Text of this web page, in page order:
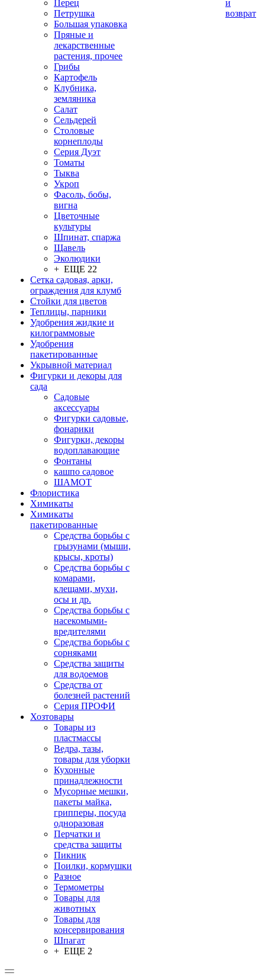
Перец
Петрушка
Большая упаковка
Пряные и
лекарственные
растения, прочее
Грибы
Картофель
Клубника,
земляника
Салат
Сельдерей
Столовые
корнеплоды
Серия Дуэт
Томаты
Тыква
Укроп
Фасоль, бобы,
вигна
Цветочные
культуры
Шпинат, спаржа
Щавель
Эколюдики
+ ЕЩЕ 22
Сетка садовая, арки,
ограждения для клумб
Стойки для цветов
Теплицы, парники
Удобрения жидкие и
килограммовые
Удобрения
пакетированные
Укрывной материал
Фигурки и декоры для
сада
Садовые
аксессуары
Фигурки садовые,
фонарики
Фигурки, декоры
водоплавающие
Фонтаны
кашпо садовое
ШАМОТ
Флористика
Химикаты
Химикаты
пакетированные
Средства борьбы с
грызунами (мыши,
крысы, кроты)
Средства борьбы с
комарами,
клещами, мухи,
осы и др.
Средства борьбы с
насекомыми-
вредителями
Средства борьбы с
сорняками
Средства защиты
для водоемов
Средства от
болезней растений
Серия ПРОФИ
Хозтовары
Товары из
пластмассы
Ведра, тазы,
товары для уборки
Кухонные
принадлежности
Мусорные мешки,
пакеты майка,
грипперы, посуда
одноразовая
Перчатки и
средства защиты
Пикник
Поилки, кормушки
Разное
Термометры
Товары для
животных
Товары для
консервирования
Шпагат
+ ЕЩЕ 2
и
возврат